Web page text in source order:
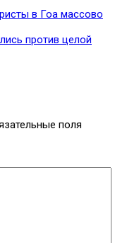
в Гоа массово
против целой
поля